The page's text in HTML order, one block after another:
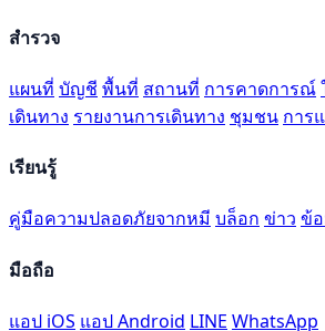
สำรวจ
แผนที่ บัญชี พื้นที่ สถานที่ การคาดการณ์
เดินทาง รายงานการเดินทาง ชุมชน การ
เรียนรู้
คู่มือความปลอดภัยจากหมี บล็อก ข่าว ข้
มือถือ
แอป iOS แอป Android LINE WhatsApp